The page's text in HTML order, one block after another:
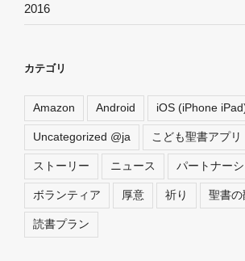
2016
カテゴリ
Amazon Android iOS (iPhone
Uncategorized @ja こども聖書アプリ
ストーリー ニュース パートナー
ボランティア 厚意 祈り 聖書の
読書プラン